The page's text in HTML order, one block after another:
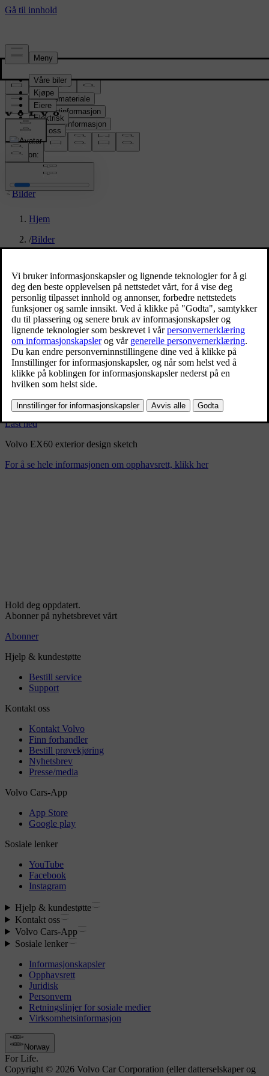
Presserom
Pressemateriale
Produktinformasjon
Selskapsinformasjon
Mediekontakter
location:
NO
Bilder
Hjem
/Bilder
Exterior design sketch Volvo
EX60
1/22/2026
Bokmerke
Del
Last ned
Volvo EX60 exterior design sketch
For å se hele informasjonen om opphavsrett, klikk her